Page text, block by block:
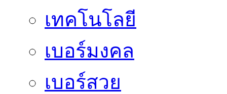
เทคโนโลยี
เบอร์มงคล
เบอร์สวย